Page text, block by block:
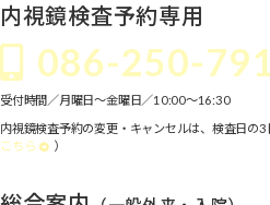
内視鏡検査予約専用
086-250-
受付時間／月曜日～金曜日／10:00〜16:30
内視鏡検査予約の変更・キャンセルは、検査日の
こちら
）